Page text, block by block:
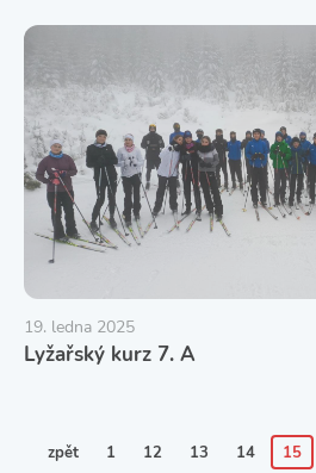
19. ledna 2025
Lyžařský kurz 7. A
zpět 1 12 13 14 15